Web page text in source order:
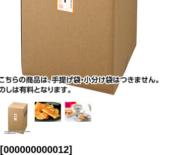
[000000000012]